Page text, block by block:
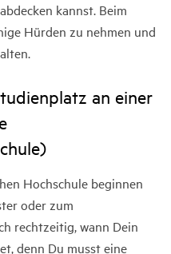
kannst. Beim
Hürden zu nehmen und
an einer
Hochschule beginnen
oder zum
rechtzeitig, wann Dein
denn Du musst eine